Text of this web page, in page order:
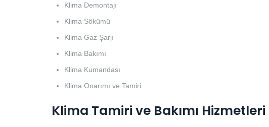
Klima Demontajı
Klima Sökümü
Klima Gaz Şarjı
Klima Bakımı
Klima Kumandası
Klima Onarımı ve Tamiri
Klima Tamiri ve Bakımı Hizmetleri